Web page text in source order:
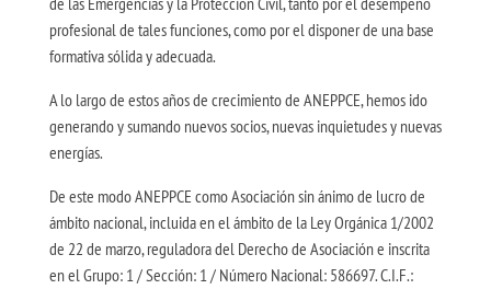
profesional de tales funciones, como por el disponer de una base
formativa sólida y adecuada.
A lo largo de estos años de crecimiento de ANEPPCE, hemos ido
generando y sumando nuevos socios, nuevas inquietudes y nuevas
energías.
De este modo ANEPPCE como Asociación sin ánimo de lucro de
ámbito nacional, incluida en el ámbito de la Ley Orgánica 1/2002
de 22 de marzo, reguladora del Derecho de Asociación e inscrita
en el Grupo: 1 / Sección: 1 / Número Nacional: 586697. C.I.F.: